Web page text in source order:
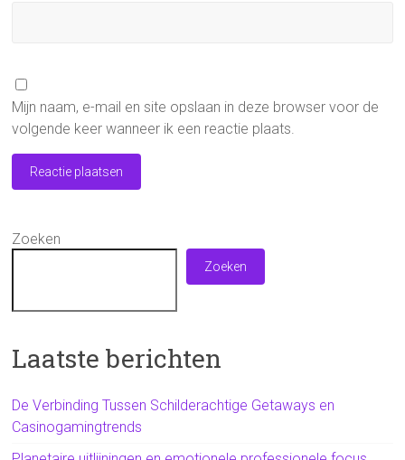
Mijn naam, e-mail en site opslaan in deze browser voor de
volgende keer wanneer ik een reactie plaats.
Zoeken
Zoeken
Laatste berichten
De Verbinding Tussen Schilderachtige Getaways en
Casinogamingtrends